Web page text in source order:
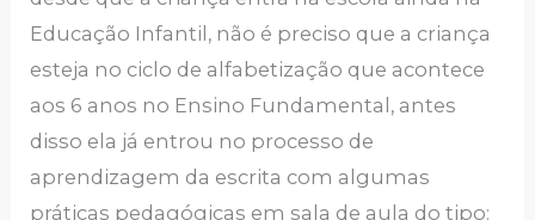
Educação Infantil, não é preciso que a criança
esteja no ciclo de alfabetização que acontece
aos 6 anos no Ensino Fundamental, antes
disso ela já entrou no processo de
aprendizagem da escrita com algumas
práticas pedagógicas em sala de aula do tipo: